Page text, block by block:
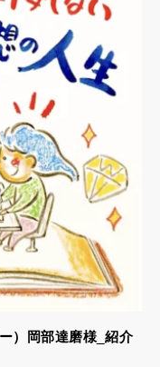
）岡部達磨様_紹介